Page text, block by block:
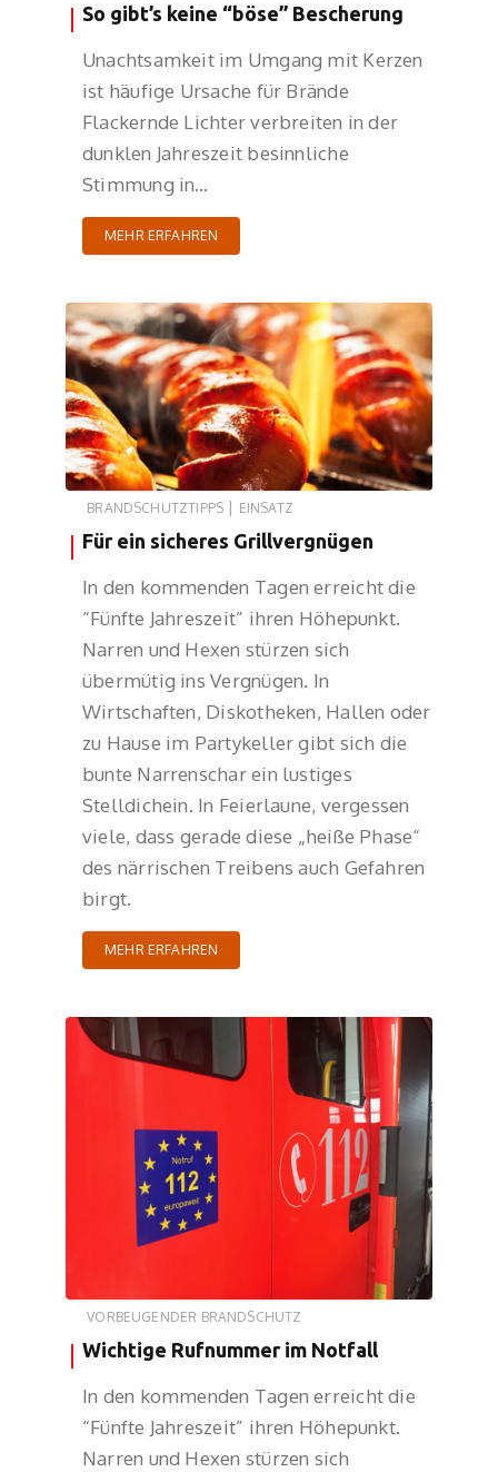
So gibt’s keine “böse” Bescherung
Unachtsamkeit im Umgang mit Kerzen
ist häufige Ursache für Brände
Flackernde Lichter verbreiten in der
dunklen Jahreszeit besinnliche
Stimmung in…
MEHR ERFAHREN
BRANDSCHUTZTIPPS | EINSATZ
Für ein sicheres Grillvergnügen
In den kommenden Tagen erreicht die
“Fünfte Jahreszeit” ihren Höhepunkt.
Narren und Hexen stürzen sich
übermütig ins Vergnügen. In
Wirtschaften, Diskotheken, Hallen oder
zu Hause im Partykeller gibt sich die
bunte Narrenschar ein lustiges
Stelldichein. In Feierlaune, vergessen
viele, dass gerade diese „heiße Phase“
des närrischen Treibens auch Gefahren
birgt.
MEHR ERFAHREN
VORBEUGENDER BRANDSCHUTZ
Wichtige Rufnummer im Notfall
In den kommenden Tagen erreicht die
“Fünfte Jahreszeit” ihren Höhepunkt.
Narren und Hexen stürzen sich